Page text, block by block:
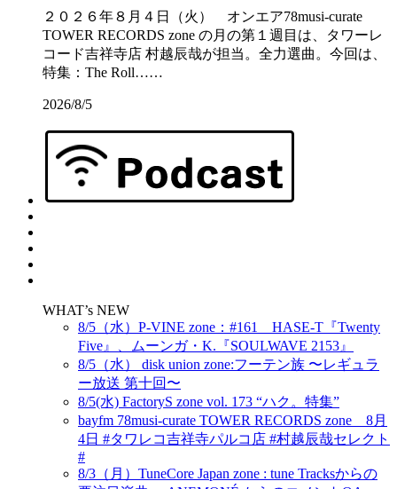
２０２６年８月４日（火） オンエア78musi-curate
TOWER RECORDS zone の月の第１週目は、タワーレ
コード吉祥寺店 村越辰哉が担当。全力選曲。今回は、
特集：The Roll……
2026/8/5
WHAT’s NEW
8/5（水）P-VINE zone：#161 HASE-T『Twenty
Five』、ムーンガ・K.『SOULWAVE 2153』
8/5（水） disk union zone:フーテン族 〜レギュラ
ー放送 第十回〜
8/5(水) FactoryS zone vol. 173 “ハク。特集”
bayfm 78musi-curate TOWER RECORDS zone 8月
4日 #タワレコ吉祥寺パルコ店 #村越辰哉セレクト
#
8/3（月）TuneCore Japan zone : tune Tracksからの